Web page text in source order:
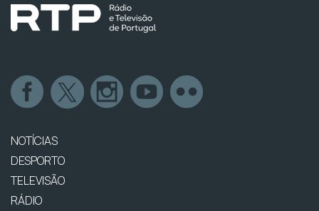
NOTÍCIAS
DESPORTO
TELEVISÃO
RÁDIO